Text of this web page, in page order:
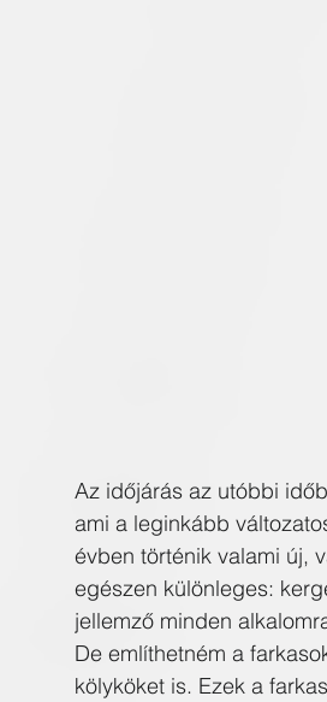
Az időjárás az utóbbi
ami a leginkább
évben történik valami új,
egészen különleges:
jellemző minden
De említhetném a
kölyköket is. Ezek a